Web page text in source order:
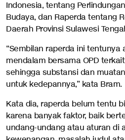
Indonesia, tentang
Budaya, dan Raperda tentang
Daerah Provinsi Sulawesi
“Sembilan raperda ini tentunya
mendalam bersama OPD
sehingga substansi dan
untuk kedepannya,” kata Bram.
Kata dia, raperda belum tentu
karena banyak faktor, baik
undang-undang atau aturan di